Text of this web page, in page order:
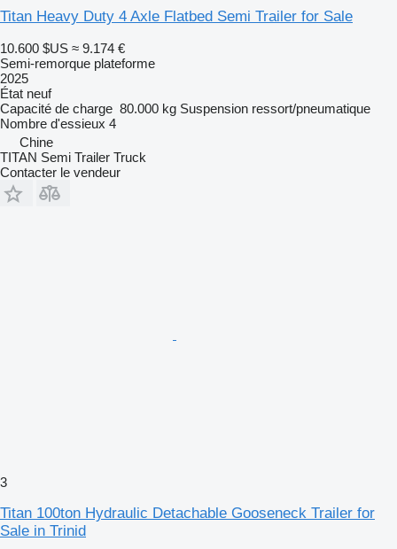
Titan Heavy Duty 4 Axle Flatbed Semi Trailer for Sale
10.600 $US ≈ 9.174 €
Semi-remorque plateforme
2025
État neuf
Capacité de charge 80.000 kg Suspension ressort/pneumatique
Nombre d'essieux 4
Chine
TITAN Semi Trailer Truck
Contacter le vendeur
3
Titan 100ton Hydraulic Detachable Gooseneck Trailer for
Sale in Trinid